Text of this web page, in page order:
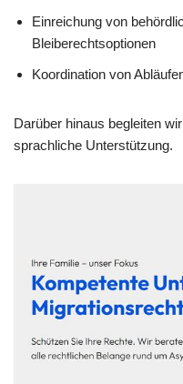
Einreichung von
Bleiberechtsoptionen
Koordination von
Darüber hinaus begleiten
sprachliche Unterstützung.